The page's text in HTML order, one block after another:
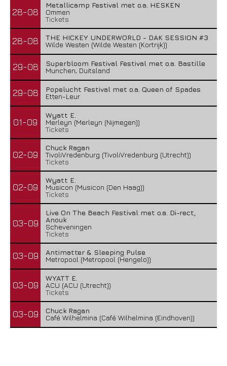
28-08
Metallicamp Festival met o.a. HESKEN
Ommen
Tickets
28-08
THE HICKEY UNDERWORLD - DAK SESSION #3
Wilde Westen (Wilde Westen (Kortrijk))
29-08
Superbloom Festival Festival met o.a. Bastille
Munchen, Duitsland
29-08
Popelucht Festival met o.a. Queen of Spades
Etten-Leur
01-09
Wyatt E.
Merleyn (Merleyn (Nijmegen))
Tickets
02-09
Chuck Ragan
TivoliVredenburg (TivoliVredenburg (Utrecht))
Tickets
02-09
Wyatt E.
Musicon (Musicon (Den Haag))
Tickets
03-09
Live On The Beach Festival met o.a. Di-rect,
Anouk
Scheveningen
Tickets
03-09
Antimatter & Sleeping Pulse
Metropool (Metropool (Hengelo))
03-09
WYATT E.
ACU (ACU (Utrecht))
Tickets
03-09
Chuck Ragan
Café Wilhelmina (Café Wilhelmina (Eindhoven))